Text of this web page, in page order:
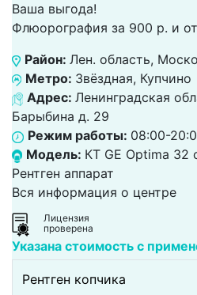
Ваша выгода!
Флюорография за 900 р. и
Район: Лен. область,
Метро: Звёздная, Купчино
Адрес: Ленинградская
Барыбина д. 29
Режим работы: 08:00-
Модель: КТ GE Optima 32
Рентген аппарат
Вся информация о центре
Лицензия
проверена
Указана стоимость с
Рентген копчика